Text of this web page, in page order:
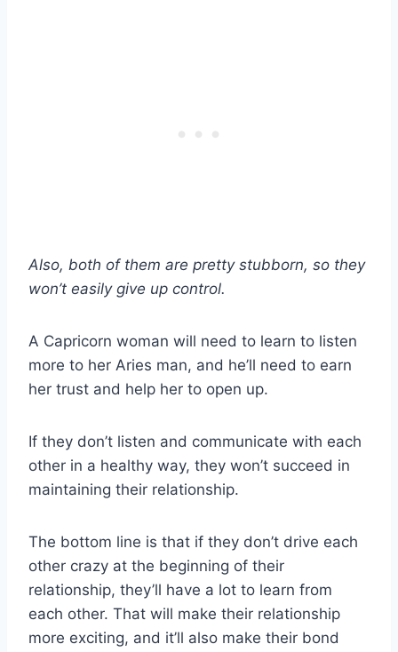
Also, both of them are pretty stubborn, so they
won’t easily give up control.
A Capricorn woman will need to learn to listen
more to her Aries man, and he’ll need to earn
her trust and help her to open up.
If they don’t listen and communicate with each
other in a healthy way, they won’t succeed in
maintaining their relationship.
The bottom line is that if they don’t drive each
other crazy at the beginning of their
relationship, they’ll have a lot to learn from
each other. That will make their relationship
more exciting, and it’ll also make their bond